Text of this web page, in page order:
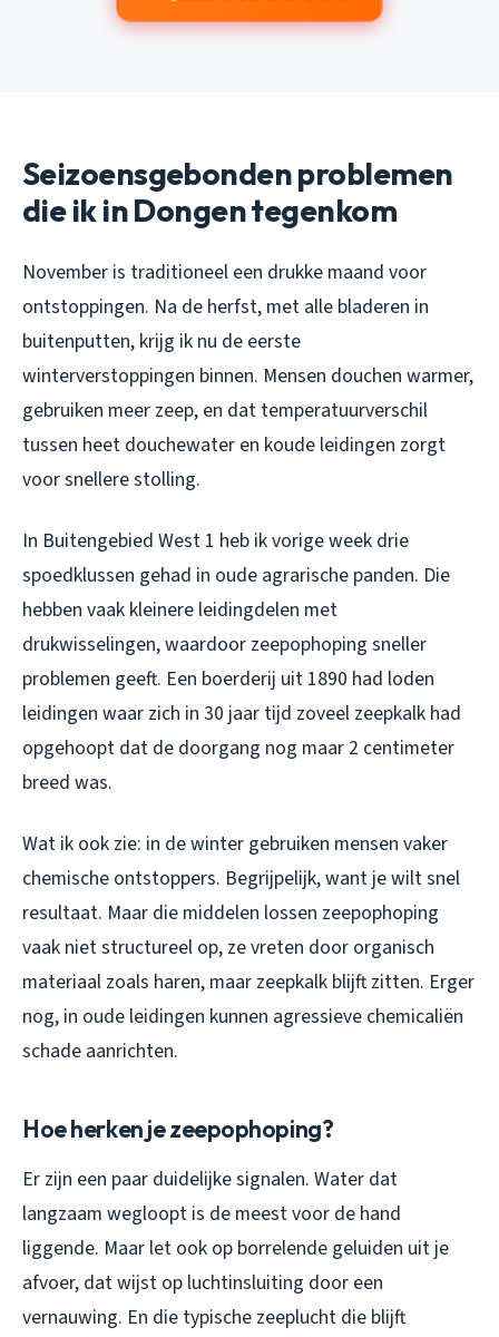
Seizoensgebonden problemen
die ik in Dongen tegenkom
November is traditioneel een drukke maand voor
ontstoppingen. Na de herfst, met alle bladeren in
buitenputten, krijg ik nu de eerste
winterverstoppingen binnen. Mensen douchen warmer,
gebruiken meer zeep, en dat temperatuurverschil
tussen heet douchewater en koude leidingen zorgt
voor snellere stolling.
In Buitengebied West 1 heb ik vorige week drie
spoedklussen gehad in oude agrarische panden. Die
hebben vaak kleinere leidingdelen met
drukwisselingen, waardoor zeepophoping sneller
problemen geeft. Een boerderij uit 1890 had loden
leidingen waar zich in 30 jaar tijd zoveel zeepkalk had
opgehoopt dat de doorgang nog maar 2 centimeter
breed was.
Wat ik ook zie: in de winter gebruiken mensen vaker
chemische ontstoppers. Begrijpelijk, want je wilt snel
resultaat. Maar die middelen lossen zeepophoping
vaak niet structureel op, ze vreten door organisch
materiaal zoals haren, maar zeepkalk blijft zitten. Erger
nog, in oude leidingen kunnen agressieve chemicaliën
schade aanrichten.
Hoe herken je zeepophoping?
Er zijn een paar duidelijke signalen. Water dat
langzaam wegloopt is de meest voor de hand
liggende. Maar let ook op borrelende geluiden uit je
afvoer, dat wijst op luchtinsluiting door een
vernauwing. En die typische zeeplucht die blijft